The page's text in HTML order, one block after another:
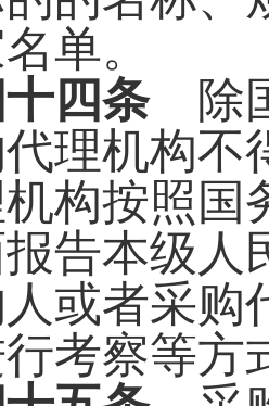
单。
四条除国
理机构
构按照国
告本级人
者采购代
考察等方